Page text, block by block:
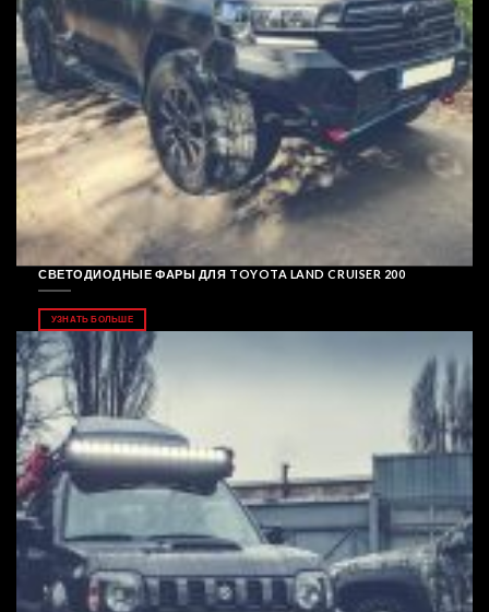
СВЕТОДИОДНЫЕ ФАРЫ ДЛЯ TOYOTA LAND CRUISER 200
УЗНАТЬ БОЛЬШЕ